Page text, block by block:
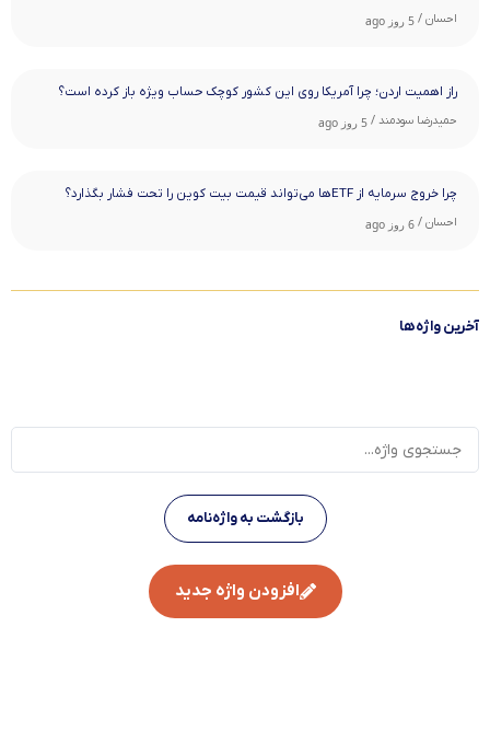
احسان / 5 روز ago
راز اهمیت اردن؛ چرا آمریکا روی این کشور کوچک حساب ویژه باز کرده است؟
حمیدرضا سودمند / 5 روز ago
چرا خروج سرمایه از ETFها می‌تواند قیمت بیت‌ کوین را تحت فشار بگذارد؟
احسان / 6 روز ago
آخرین واژه‌ها
بازگشت به واژه‌نامه
افزودن واژه جدید